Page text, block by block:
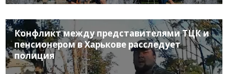
Конфликт между представителями ТЦК и
пенсионером в Харькове расследует
полиция